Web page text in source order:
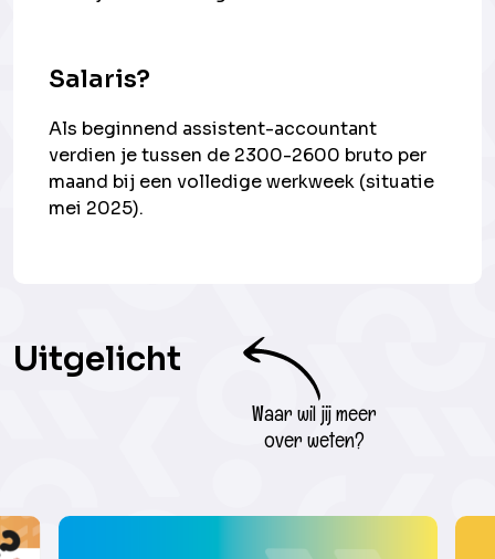
Salaris?
Als beginnend assistent-accountant
verdien je tussen de 2300-2600 bruto per
maand bij een volledige werkweek (situatie
mei 2025).
Uitgelicht
Waar wil jij meer
over weten?